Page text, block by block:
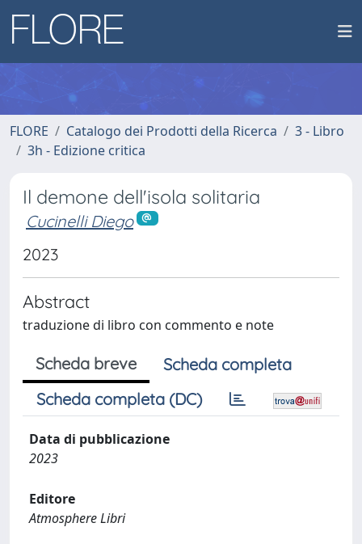
FLORE Catalogo dei Prodotti della Ricerca
3 - Libro
3h - Edizione critica
Il demone dell'isola solitaria
Cucinelli Diego
2023
Abstract
traduzione di libro con commento e note
Scheda breve
Scheda completa
Scheda completa (DC)
Data di pubblicazione
2023
Editore
Atmosphere Libri